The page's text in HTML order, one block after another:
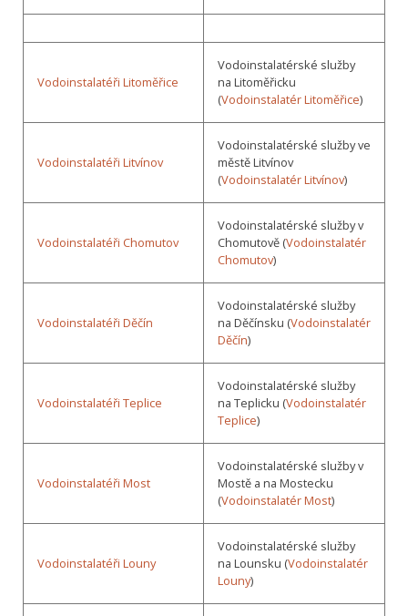
Vodoinstalatéři Litoměřice
Vodoinstalatérské služby
na Litoměřicku
(Vodoinstalatér Litoměřice)
Vodoinstalatéři Litvínov
Vodoinstalatérské služby ve
městě Litvínov
(Vodoinstalatér Litvínov)
Vodoinstalatéři Chomutov
Vodoinstalatérské služby v
Chomutově (Vodoinstalatér
Chomutov)
Vodoinstalatéři Děčín
Vodoinstalatérské služby
na Děčínsku (Vodoinstalatér
Děčín)
Vodoinstalatéři Teplice
Vodoinstalatérské služby
na Teplicku (Vodoinstalatér
Teplice)
Vodoinstalatéři Most
Vodoinstalatérské služby v
Mostě a na Mostecku
(Vodoinstalatér Most)
Vodoinstalatéři Louny
Vodoinstalatérské služby
na Lounsku (Vodoinstalatér
Louny)